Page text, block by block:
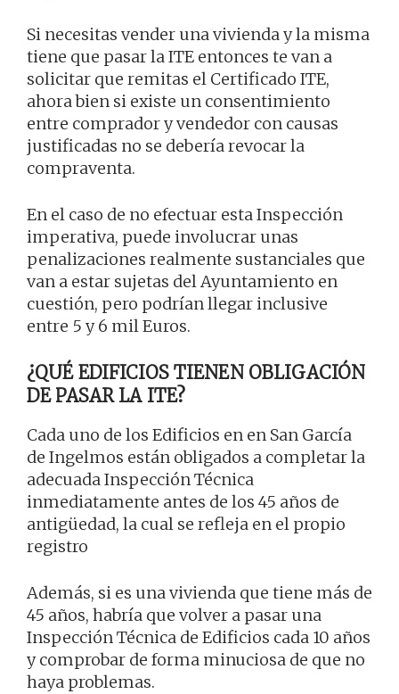
Si necesitas vender una vivienda y la misma
tiene que pasar la ITE entonces te van a
solicitar que remitas el Certificado ITE,
ahora bien si existe un consentimiento
entre comprador y vendedor con causas
justificadas no se debería revocar la
compraventa.
En el caso de no efectuar esta Inspección
imperativa, puede involucrar unas
penalizaciones realmente sustanciales que
van a estar sujetas del Ayuntamiento en
cuestión, pero podrían llegar inclusive
entre 5 y 6 mil Euros.
¿QUÉ EDIFICIOS TIENEN OBLIGACIÓN
DE PASAR LA ITE?
Cada uno de los Edificios en en San García
de Ingelmos están obligados a completar la
adecuada Inspección Técnica
inmediatamente antes de los 45 años de
antigüedad, la cual se refleja en el propio
registro
Además, si es una vivienda que tiene más de
45 años, habría que volver a pasar una
Inspección Técnica de Edificios cada 10 años
y comprobar de forma minuciosa de que no
haya problemas.